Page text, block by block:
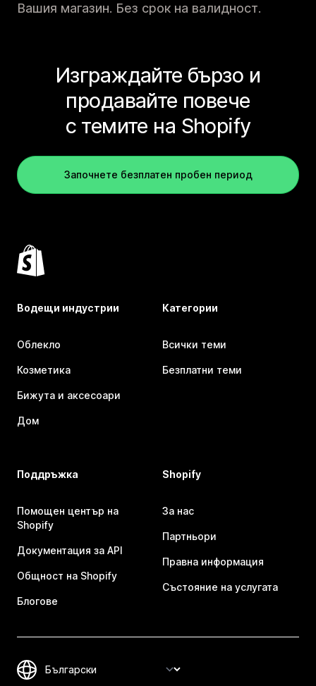
Вашия магазин. Без срок на валидност.
Изграждайте бързо и
продавайте повече
с темите на Shopify
Започнете безплатен пробен период
Водещи индустрии
Облекло
Козметика
Бижута и аксесоари
Дом
Категории
Всички теми
Безплатни теми
Поддръжка
Помощен център на
Shopify
Документация за API
Общност на Shopify
Блогове
Shopify
За нас
Партньори
Правна информация
Състояние на услугата